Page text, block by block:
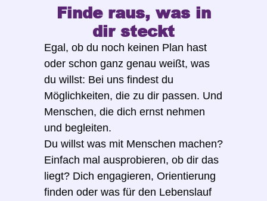
Finde raus, was in
dir steckt
Egal, ob du noch keinen Plan hast
oder schon ganz genau weißt, was
du willst: Bei uns findest du
Möglichkeiten, die zu dir passen. Und
Menschen, die dich ernst nehmen
und begleiten.
Du willst was mit Menschen machen?
Einfach mal ausprobieren, ob dir das
liegt? Dich engagieren, Orientierung
finden oder was für den Lebenslauf